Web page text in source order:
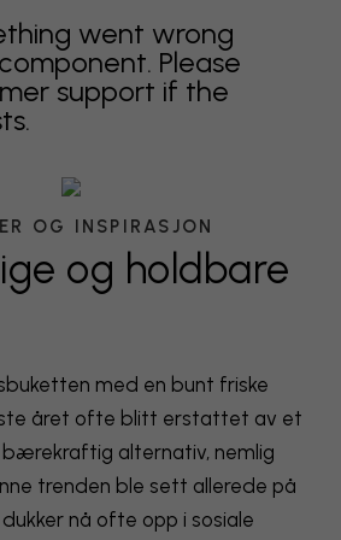
went wrong
Please
support if the
OG INSPIRASJON
og holdbare
med en bunt friske
året ofte blitt erstattet av et
bærekraftig alternativ, nemlig
trenden ble sett allerede på
nå ofte opp i sosiale